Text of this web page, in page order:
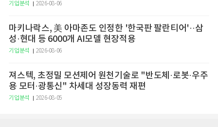
기업분석 2026-08-06
마키나락스, 美 아마존도 인정한 '한국판 팔란티어'··삼
성·현대 등 6000개 AI모델 현장적용
기업분석 2026-08-06
져스텍, 초정밀 모션제어 원천기술로 "반도체·로봇·우주
용 모터·광통신" 차세대 성장동력 재편
기업분석 2026-08-05